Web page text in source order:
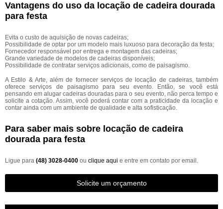
Vantagens do uso da locação de cadeira dourada
para festa
Evita o custo de aquisição de novas cadeiras;
Possibilidade de optar por um modelo mais luxuoso para decoração da festa;
Fornecedor responsável por entrega e montagem das cadeiras;
Grande variedade de modelos de cadeiras disponíveis;
Possibilidade de contratar serviços adicionais, como de paisagismo.
A Estilo & Arte, além de fornecer serviços de locação de cadeiras, também
oferece serviços de paisagismo para seu evento. Então, se você está
pensando em alugar cadeiras douradas para o seu evento, não perca tempo e
solicite a cotação. Assim, você poderá contar com a praticidade da locação e
contar ainda com um ambiente de qualidade e alta sofisticação.
Para saber mais sobre locação de cadeira
dourada para festa
Ligue para (48) 3028-0400 ou clique aqui e entre em contato por email.
Solicite um orçamento